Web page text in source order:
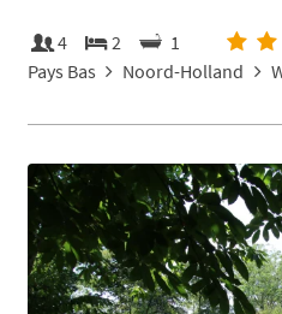
4 2
1
Pays Bas
Noord-Holland